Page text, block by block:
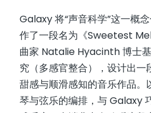
Galaxy 将“声音科学”这一概
作了一段名为《Sweetest
曲家 Natalie Hyacinth 博士
究（多感官整合），设计出
甜感与顺滑感知的音乐作品。
琴与弦乐的编排，与 Galaxy